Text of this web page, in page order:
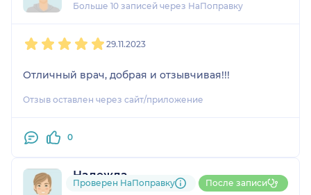
Больше 10 записей через НаПоправку
29.11.2023
Отличный врач, добрая и отзывчивая!!!
Отзыв оставлен через сайт/приложение
0
Надежда
1 отзыви1 оценка
Проверен НаПоправку После записи